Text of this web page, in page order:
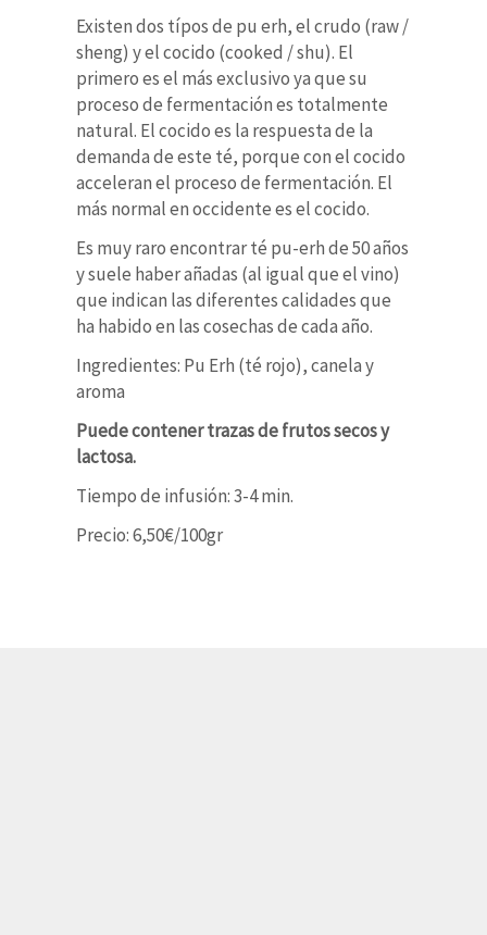
Existen dos típos de pu erh, el crudo (raw /
sheng) y el cocido (cooked / shu). El
primero es el más exclusivo ya que su
proceso de fermentación es totalmente
natural. El cocido es la respuesta de la
demanda de este té, porque con el cocido
acceleran el proceso de fermentación. El
más normal en occidente es el cocido.
Es muy raro encontrar té pu-erh de 50 años
y suele haber añadas (al igual que el vino)
que indican las diferentes calidades que
ha habido en las cosechas de cada año.
Ingredientes: Pu Erh (té rojo), canela y
aroma
Puede contener trazas de frutos secos y
lactosa.
Tiempo de infusión: 3-4 min.
Precio: 6,50€/100gr